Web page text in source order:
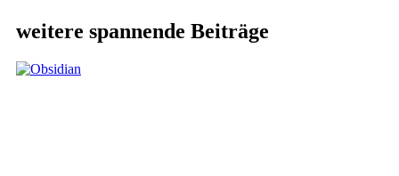
weitere spannende Beiträge